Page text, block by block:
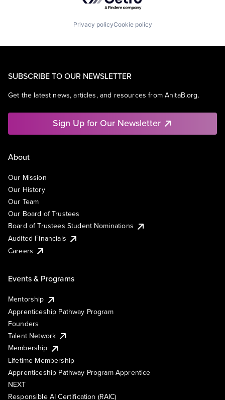
Privacy policyCookie policy
SUBSCRIBE TO OUR NEWSLETTER
Get the latest news, articles, and resources from AnitaB.org.
Sign Up for Our Newsletter
About
Our Mission
Our History
Our Team
Our Board of Trustees
Board of Trustees Student Nominations
Audited Financials
Careers
Events & Programs
Mentorship
Apprenticeship Pathway Program
Founders
Talent Network
Membership
Lifetime Membership
Apprenticeship Pathway Program Apprentice
NEXT
Responsible AI Certification (RAIC)